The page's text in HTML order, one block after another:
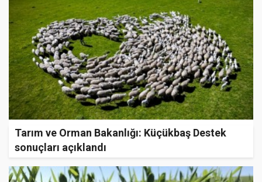
Tarım ve Orman Bakanlığı: Küçükbaş Destek
sonuçları açıklandı